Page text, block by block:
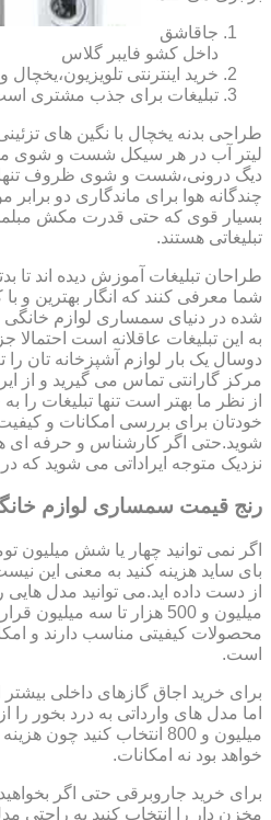
جاقاشق
داخل کشو فایبر گلاس
خرید اینترنتی تلویزیون،یخچال
تبلیغات برای جذب مشتری
طراحی بدنه یخچال با نگین های
لیتر آب در هر سیکل شست و شوی
چندگانه هوا برای ماندگاری دو برابر
بسیار قوی که حتی قدرت مکش
تبلیغاتی هستند.
طراحان تبلیغات آموزش دیده اند
شما معرفی کنند که انگار بهترین و
شده در دنیای سمساری لوازم خانگی
به این تبلیغات عاقلانه است
دوسال یک بار لوازم آشپزخانه تان را
مرکز گارانتی تماس می گیرید و از
از نظر ما بهتر است تنها تبلیغات را
خودتان برای بررسی امکانات و
شوید.حتی اگر کارشناس و حرفه ای
نزدیک متوجه ایراداتی می شوید که در
رنج قیمت سمساری لوازم خانگی
اگر نمی توانید چهار یا شش میلیون
بای ساید هزینه کنید به معنی این
از دست داده اید.می توانید مدل هایی
میلیون و 500 هزار تا سه
محصولات کیفیتی مناسب دارند و
است.
میلیون و 800 انتخاب کنید
خواهد بود نه امکانات.
برای خرید جاروبرقی حتی اگر